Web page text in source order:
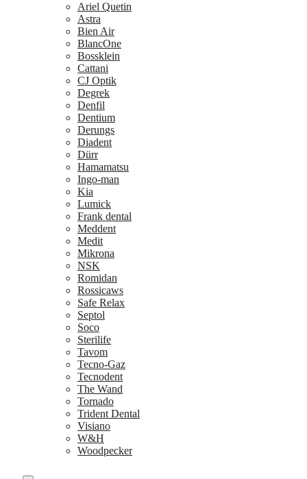
Ariel Quetin
Astra
Bien Air
BlancOne
Bossklein
Cattani
CJ Optik
Degrek
Denfil
Dentium
Derungs
Diadent
Dürr
Hamamatsu
Ingo-man
Kia
Lumick
Frank dental
Meddent
Medit
Mikrona
NSK
Romidan
Rossicaws
Safe Relax
Septol
Soco
Sterilife
Tavom
Tecno-Gaz
Tecnodent
The Wand
Tornado
Trident Dental
Visiano
W&H
Woodpecker